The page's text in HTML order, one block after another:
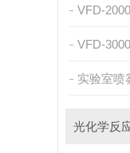
VFD-
VFD-
实验室喷
光化学反